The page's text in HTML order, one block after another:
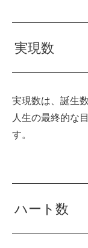
実現数
実現数は、誕生
人生の最終的な
す。
ハート数